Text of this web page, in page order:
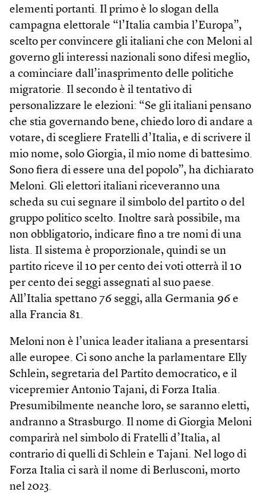
elementi portanti. Il primo è lo slogan della
campagna elettorale “l’Italia cambia l’Europa”,
scelto per convincere gli italiani che con Meloni al
governo gli interessi nazionali sono difesi meglio,
a cominciare dall’inasprimento delle politiche
migratorie. Il secondo è il tentativo di
personalizzare le elezioni: “Se gli italiani pensano
che stia governando bene, chiedo loro di andare a
votare, di scegliere Fratelli d’Italia, e di scrivere il
mio nome, solo Giorgia, il mio nome di battesimo.
Sono fiera di essere una del popolo”, ha dichiarato
Meloni. Gli elettori italiani riceveranno una
scheda su cui segnare il simbolo del partito o del
gruppo politico scelto. Inoltre sarà possibile, ma
non obbligatorio, indicare fino a tre nomi di una
lista. Il sistema è proporzionale, quindi se un
partito riceve il 10 per cento dei voti otterrà il 10
per cento dei seggi assegnati al suo paese.
All’Italia spettano 76 seggi, alla Germania 96 e
alla Francia 81.
Meloni non è l’unica leader italiana a presentarsi
alle europee. Ci sono anche la parlamentare Elly
Schlein, segretaria del Partito democratico, e il
vicepremier Antonio Tajani, di Forza Italia.
Presumibilmente neanche loro, se saranno eletti,
andranno a Strasburgo. Il nome di Giorgia Meloni
comparirà nel simbolo di Fratelli d’Italia, al
contrario di quelli di Schlein e Tajani. Nel logo di
Forza Italia ci sarà il nome di Berlusconi, morto
nel 2023.